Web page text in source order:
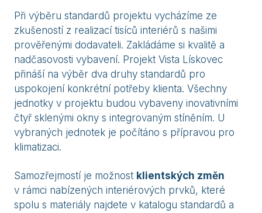
Při výběru standardů projektu vycházíme ze
zkušeností z realizací tisíců interiérů s našimi
prověřenými dodavateli. Zakládáme si kvalitě a
nadčasovosti vybavení. Projekt Vista Lískovec
přináší na výběr dva druhy standardů pro
uspokojení konkrétní potřeby klienta. Všechny
jednotky v projektu budou vybaveny inovativními
čtyř sklenými okny s integrovaným stíněním. U
vybraných jednotek je počítáno s přípravou pro
klimatizaci.
Samozřejmostí je možnost klientských změn
v rámci nabízených interiérových prvků, které
spolu s materiály najdete v katalogu standardů a